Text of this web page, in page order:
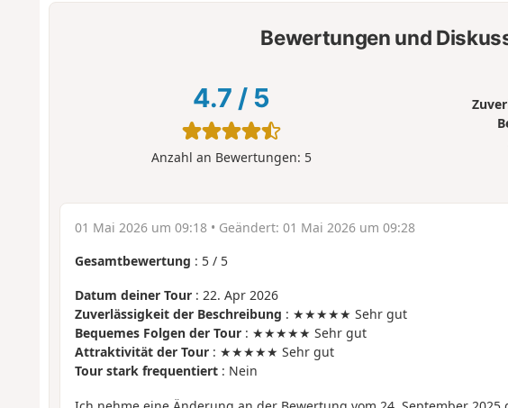
Bewertungen und
4.7 / 5
Anzahl an Bewertungen: 5
01 Mai 2026 um 09:18• Geändert: 01 Mai 2026 um 09:28
Gesamtbewertung : 5/ 5
Datum deiner Tour: 22. Apr 2026
Zuverlässigkeit der Beschreibung : ★★★★★ Sehr gut
Bequemes Folgen der Tour: ★★★★★ Sehr gut
Attraktivität der Tour: ★★★★★ Sehr gut
Tour stark frequentiert: Nein